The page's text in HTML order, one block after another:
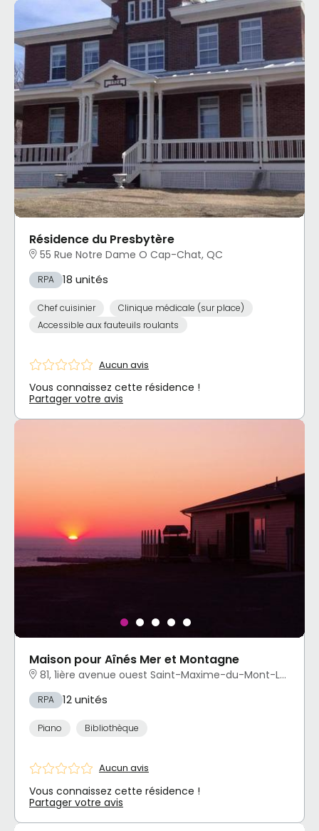
Résidence du Presbytère
55 Rue Notre Dame O Cap-Chat, QC
RPA 18 unités
Chef cuisinier
Clinique médicale (sur place)
Accessible aux fauteuils roulants
Aucun avis
Vous connaissez cette résidence !
Partager votre avis
Maison pour Aînés Mer et Montagne
81, 1ière avenue ouest Saint-Maxime-du-Mont-Louis, QC
RPA 12 unités
Piano Bibliothèque
Aucun avis
Vous connaissez cette résidence !
Partager votre avis